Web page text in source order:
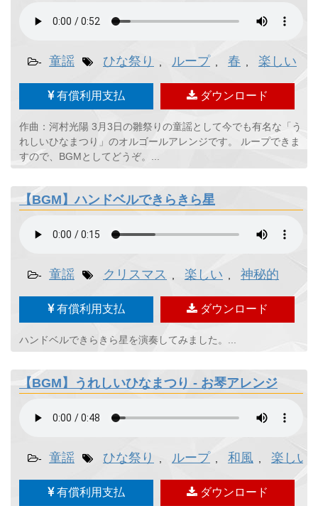
- 童謡 ひな祭り ループ 春 楽しい
有償利用支払 ダウンロード
作曲：河村光陽 3月3日の雛祭りの童謡として今でも有名な「う
れしいひなまつり」のオルゴールアレンジです。 ループできま
すので、BGMとしてどうぞ。...
【BGM】ハンドベルできらきら星
- 童謡 クリスマス 楽しい 神秘的
有償利用支払 ダウンロード
ハンドベルできらきら星を演奏してみました。...
【BGM】うれしいひなまつり - お琴アレンジ
- 童謡 ひな祭り ループ 和風 楽しい
有償利用支払 ダウンロード